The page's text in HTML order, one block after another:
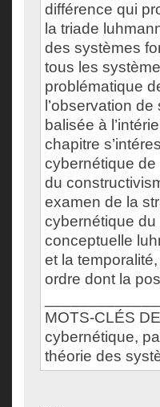
différence qui
la triade
des systèmes
tous les
problématique
l’observation
balisée à
chapitre
cybernétique
du
examen de la
cybernétique
conceptuelle
et la
ordre dont la
MOTS-CLÉS
cybernétique,
théorie des